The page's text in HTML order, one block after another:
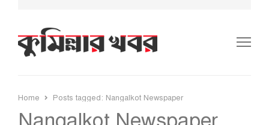
Home Posts tagged: Nangalkot Newspaper